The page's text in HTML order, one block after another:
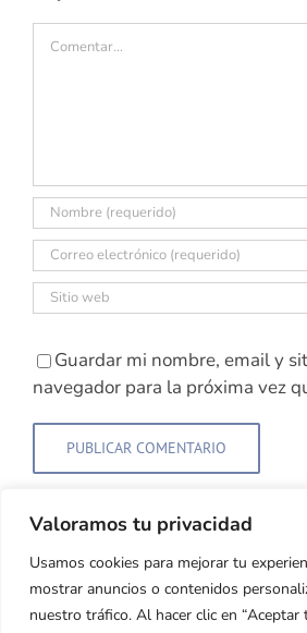
Valoramos tu privacidad
Usamos cookies para mejorar tu
mostrar anuncios o contenidos
nuestro tráfico. Al hacer clic en “Aceptar
Comentar
Guardar mi nombre, email y
navegador para la próxima vez
Copyright 2026 Cristina Jardón |
Desarrollada con ♥